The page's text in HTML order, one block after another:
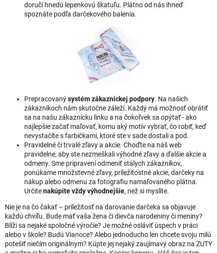
doručí hnedú lepenkovú škatuľu. Plátno od nás ihneď
spoznáte podľa darčekového balenia.
Prepracovanýsystém zákazníckej podpory. Na našich
zákazníkoch nám skutočne záleží. Každý má možnosť obrátiť
sa na našu zákaznícku linku a na čokoľvek sa opýtať - ako
najlepšie začať maľovať, komu aký motív vybrať, čo robiť, keď
nevystačíte s farbičkami, ktoré ste v sade dostali a pod.
Pravidelné či trvalé zľavy a akcie. Choďte na náš web
pravidelne, aby ste nezmeškali výhodné zľavy a ďalšie akcie a
odmeny. Sme pripravení odmeniť stálych zákazníkov,
ponúkame množstevné zľavy, príležitostné akcie, darčeky na
nákup alebo odmenu za fotografiu namaľovaného plátna.
Určitenakúpite vždy výhodnejšie, než si myslíte.
Nie je na čo čakať – príležitosť na darovanie darčeka sa objavuje
každú chvíľu. Bude mať vaša žena či dievča narodeniny či meniny?
Blíži sa nejaké spoločné výročie? Je možné osláviť úspech v práci
alebo v škole? Budú Vianoce? Alebo jednoducho len chcete svoju milú
potešiť niečím originálnym? Kúpte jej nejaký zaujímavý obraz na ZUTY